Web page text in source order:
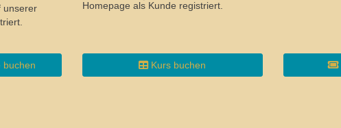
unserer
buchen
Homepage als Kunde registriert.
Kurs buchen